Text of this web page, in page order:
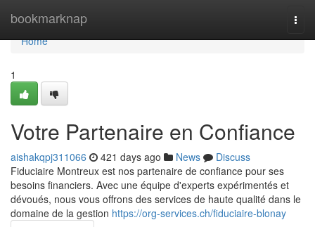
bookmarknap
Home
Home
1
Votre Partenaire en Confiance
aishakqpj311066 421 days ago News
Discuss
Fiduciaire Montreux est nos partenaire de confiance pour ses
besoins financiers. Avec une équipe d'experts expérimentés et
dévoués, nous vous offrons des services de haute qualité dans le
domaine de la gestion https://org-services.ch/fiduciaire-blonay